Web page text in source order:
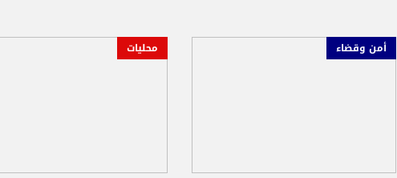
أمن وقضاء محليات